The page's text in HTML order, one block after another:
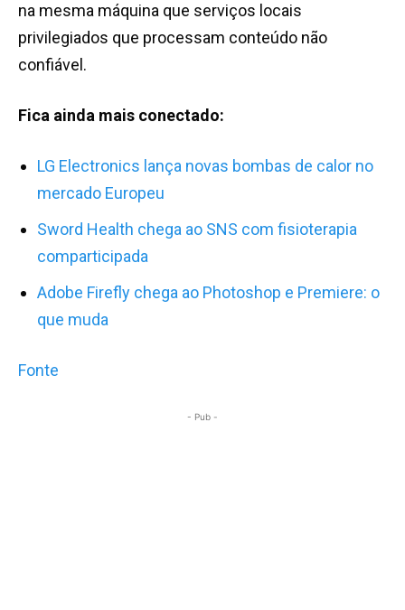
na mesma máquina que serviços locais
privilegiados que processam conteúdo não
confiável.
Fica ainda mais conectado:
LG Electronics lança novas bombas de calor no
mercado Europeu
Sword Health chega ao SNS com fisioterapia
comparticipada
Adobe Firefly chega ao Photoshop e Premiere: o
que muda
Fonte
- Pub -